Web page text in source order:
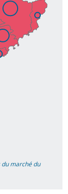
marché du